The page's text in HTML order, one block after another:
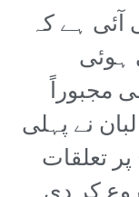
آئی ہے کہ
ہوئی
مجبوراً
نے پہلی
تعلقات